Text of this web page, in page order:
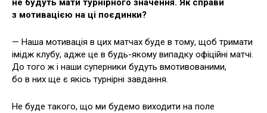
не будуть мати турнірного значення. Як справи
з мотивацією на ці поєдинки?
— Наша мотивація в цих матчах буде в тому, щоб тримати
імідж клубу, адже це в будь-якому випадку офіційні матчі.
До того ж і наши суперники будуть вмотивованими,
бо в них ще є якісь турнірні завдання.
Не буде такого, що ми будемо виходити на поле